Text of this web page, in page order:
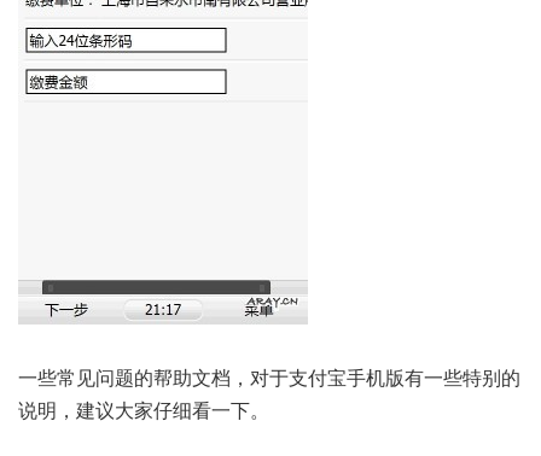
一些常见问题的帮助文档，对于支付宝手机版有一些特别的
说明，建议大家仔细看一下。